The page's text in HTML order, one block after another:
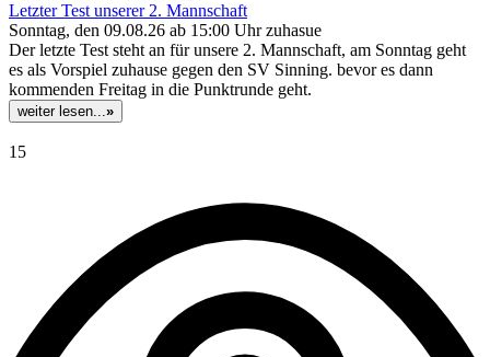
Letzter Test unserer 2. Mannschaft
Sonntag, den 09.08.26 ab 15:00 Uhr zuhasue
Der letzte Test steht an für unsere 2. Mannschaft, am Sonntag geht
es als Vorspiel zuhause gegen den SV Sinning. bevor es dann
kommenden Freitag in die Punktrunde geht.
weiter lesen...»
15